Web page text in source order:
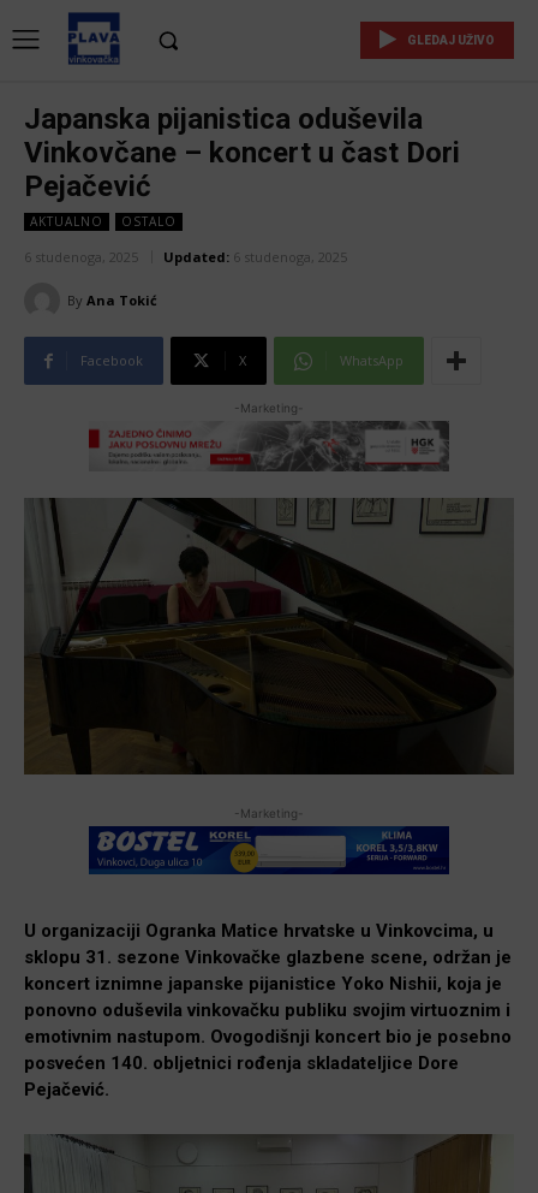
GLEDAJ UŽIVO
Japanska pijanistica oduševila
Vinkovčane – koncert u čast Dori
Pejačević
AKTUALNO OSTALO
6 studenoga, 2025 Updated: 6 studenoga, 2025
By Ana Tokić
Facebook X WhatsApp
-Marketing-
-Marketing-
U organizaciji Ogranka Matice hrvatske u Vinkovcima, u
sklopu 31. sezone Vinkovačke glazbene scene, održan je
koncert iznimne japanske pijanistice Yoko Nishii, koja je
ponovno oduševila vinkovačku publiku svojim virtuoznim i
emotivnim nastupom. Ovogodišnji koncert bio je posebno
posvećen 140. obljetnici rođenja skladateljice Dore
Pejačević.